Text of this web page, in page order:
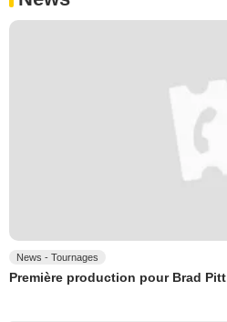
News - Tournages
Première production pour Brad Pitt